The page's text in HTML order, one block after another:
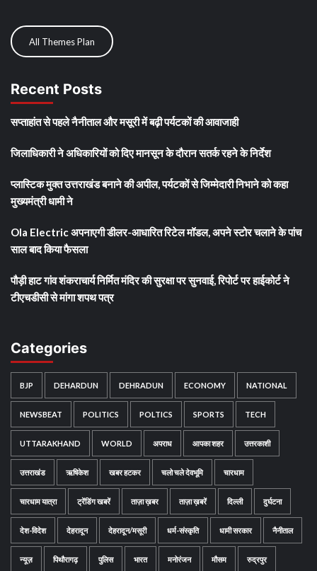
All Themes Plan
Recent Posts
सप्ताहांत से पहले नैनीताल और मसूरी में बढ़ी पर्यटकों की आवाजाही
जिलाधिकारी ने अधिकारियों को दिए मानसून के दौरान सतर्क रहने के निर्देश
प्लास्टिक मुक्त उत्तराखंड बनाने की अपील, पर्यटकों से जिम्मेदारी निभाने को कहा
मुख्यमंत्री धामी ने
Ola Electric अपनाएगी डीलर-आधारित रिटेल मॉडल, अपने स्टोर चलाने के पांच
साल बाद किया फैसला
पौड़ी हाट गांव शंकराचार्य निर्मित मंदिर की सुरक्षा पर सुनवाई, रिपोर्ट पर हाईकोर्ट ने
टीएचडीसी से मांगा शपथ पत्र
Categories
BJP DEHARDUN DEHRADUN ECONOMY NATIONAL
NEWSBEAT POLITICS POLTICS SPORTS TECH
UTTARAKHAND WORLD अपराध आपका शहर उत्तरकाशी
उत्तराखंड ऋषिकेश खबर हटकर चलो चले देवभूमि चारधाम
चारधाम यात्रा ट्रेंडिंग खबरें ताज़ा ख़बर ताज़ा ख़बरें दिल्ली दुर्घटना
देश-विदेश देहरादून देहरादून/मसूरी धर्म-संस्कृति धामी सरकार नैनीताल
न्यूज़ पिथौरागढ़ पुलिस भारत मनोरंजन मौसम रुद्रपुर